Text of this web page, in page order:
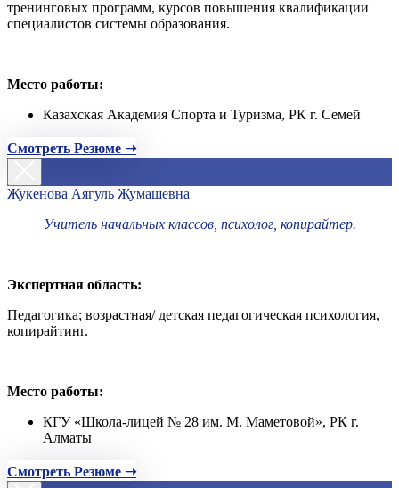
тренинговых программ, курсов повышения квалификации
специалистов системы образования.
Место работы:
Казахская Академия Спорта и Туризма, РК г. Семей
Смотреть Резюме ➝
Жукенова Аягуль Жумашевна
Учитель начальных классов, психолог, копирайтер.
Экспертная область:
Педагогика; возрастная/ детская педагогическая психология,
копирайтинг.
Место работы:
КГУ «Школа-лицей № 28 им. М. Маметовой», РК г.
Алматы
Смотреть Резюме ➝